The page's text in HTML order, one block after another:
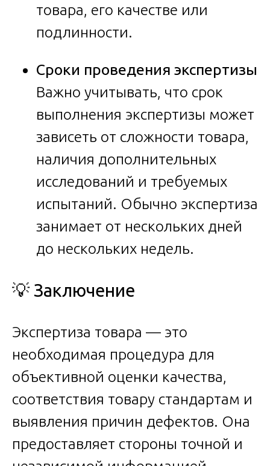
товара, его качестве или
подлинности.
Сроки проведения экспертизы
Важно учитывать, что срок
выполнения экспертизы может
зависеть от сложности товара,
наличия дополнительных
исследований и требуемых
испытаний. Обычно экспертиза
занимает от нескольких дней
до нескольких недель.
💡 Заключение
Экспертиза товара — это
необходимая процедура для
объективной оценки качества,
соответствия товару стандартам и
выявления причин дефектов. Она
предоставляет стороны точной и